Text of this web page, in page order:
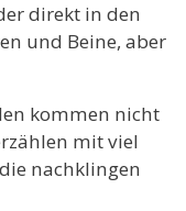
direkt in den
und Beine, aber
kommen nicht
mit viel
nachklingen